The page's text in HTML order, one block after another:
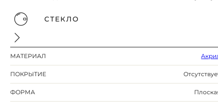
СТЕКЛО
МАТЕРИАЛ
ПОКРЫТИЕ
ФОРМА